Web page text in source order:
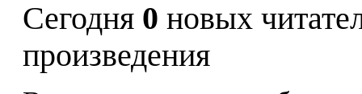
Сегодня 0 новых
произведения